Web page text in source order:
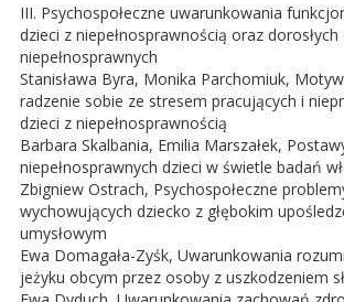
III. Psychospołeczne uwarunkowania
dzieci z niepełnosprawnością oraz dorosłych
niepełnosprawnych
Stanisława Byra, Monika Parchomiuk,
radzenie sobie ze stresem pracujących i
dzieci z niepełnosprawnością
Barbara Skalbania, Emilia Marszałek,
niepełnosprawnych dzieci w świetle badań
Zbigniew Ostrach, Psychospołeczne
wychowujących dziecko z głębokim
umysłowym
Ewa Domagała-Zyśk, Uwarunkowania
jeżyku obcym przez osoby z uszkodzeniem